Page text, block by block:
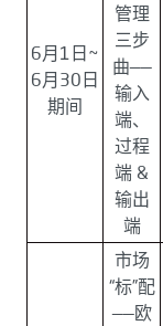
6月1日~
6月30日
期间
管理
三步
曲——
输入
端、
过程
端 &
输出
端
市场
“标”配
——欧